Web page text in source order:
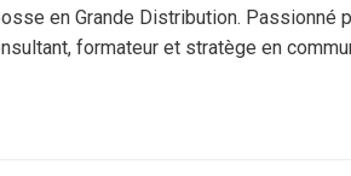
en Grande Distribution. Passionné
formateur et stratège en